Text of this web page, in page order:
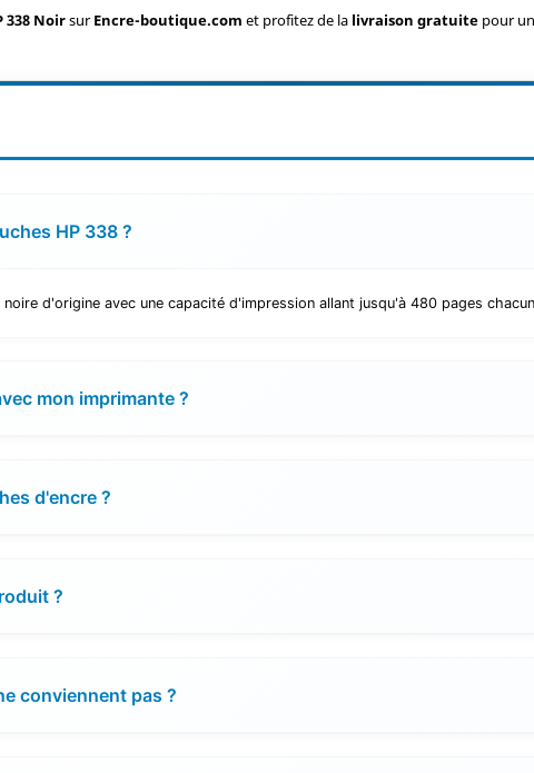
338 NoirsurEncre-boutique.com et profitez de la livraison gratuite pour
HP 338 ?
d'origine avec une capacité d'impression allant jusqu'à 480 pages
mon imprimante ?
d'encre ?
?
conviennent pas ?